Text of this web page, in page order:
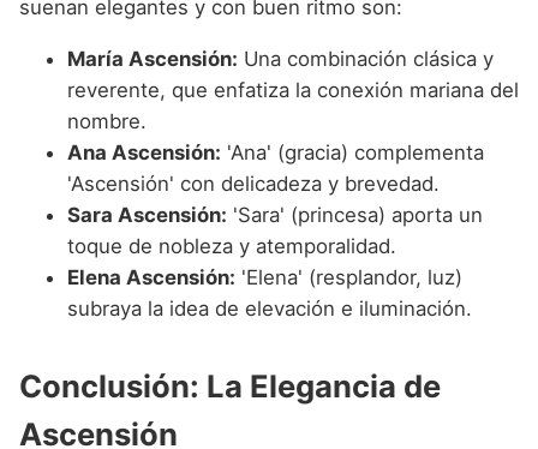
suenan elegantes y con buen ritmo son:
María Ascensión: Una combinación clásica y
reverente, que enfatiza la conexión mariana del
nombre.
Ana Ascensión: 'Ana' (gracia) complementa
'Ascensión' con delicadeza y brevedad.
Sara Ascensión: 'Sara' (princesa) aporta un
toque de nobleza y atemporalidad.
Elena Ascensión: 'Elena' (resplandor, luz)
subraya la idea de elevación e iluminación.
Conclusión: La Elegancia de
Ascensión